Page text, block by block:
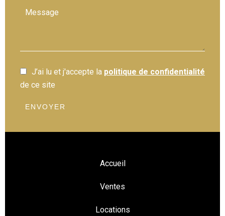
J’ai lu et j'accepte la politique de confidentialité
de ce site
ENVOYER
Accueil
Ventes
Locations